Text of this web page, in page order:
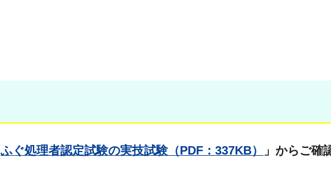
ふぐ処理者認定試験の実技試験（PDF：337KB）
」からご確